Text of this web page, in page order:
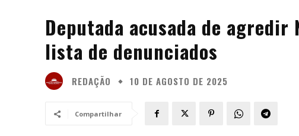
Deputada acusada de
lista de denunciados
REDAÇÃO 10 DE AGOSTO DE 2025
Compartilhar